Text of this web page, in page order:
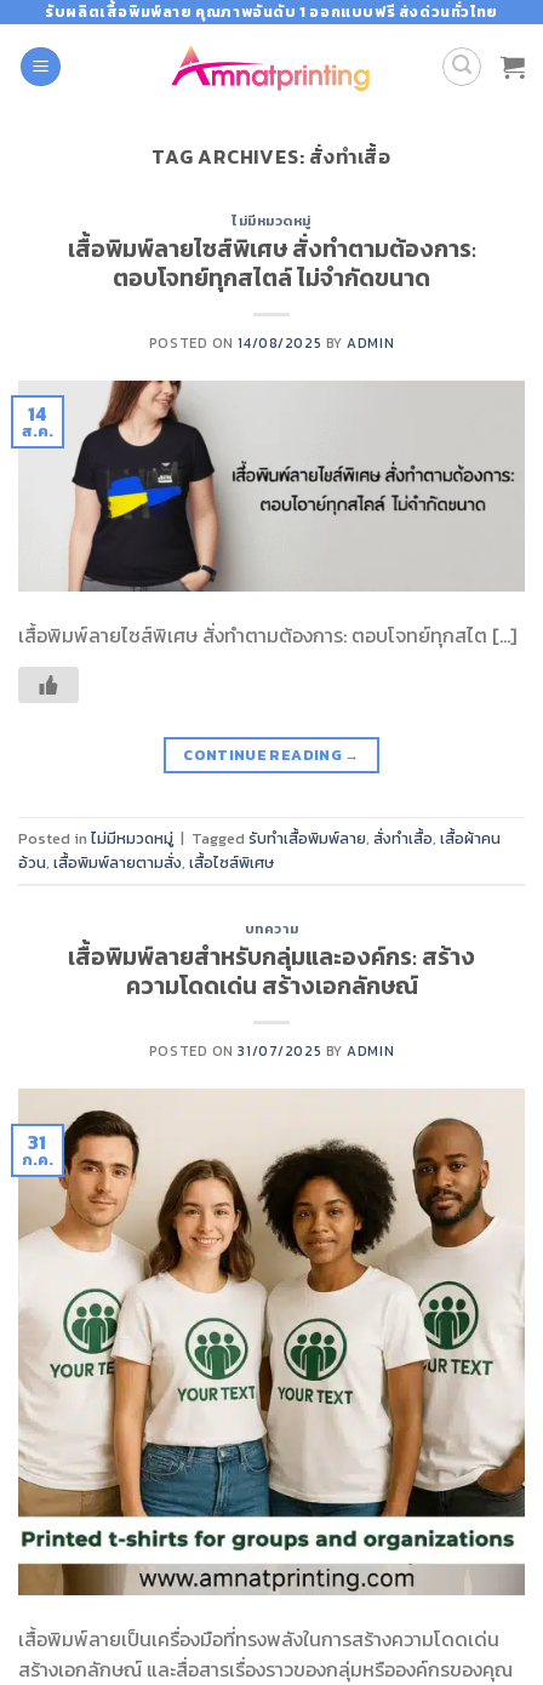
content
รับผลิตเสื้อพิมพ์ลาย คุณภาพอันดับ 1 ออกแบบฟรี ส่งด่วนทั่วไทย
TAG ARCHIVES: สั่งทำเสื้อ
ไม่มีหมวดหมู่
เสื้อพิมพ์ลายไซส์พิเศษ สั่งทำตามต้องการ:
ตอบโจทย์ทุกสไตล์ ไม่จำกัดขนาด
POSTED ON14/08/2025 BYADMIN
14
ส.ค.
เสื้อพิมพ์ลายไซส์พิเศษ สั่งทำตามต้องการ: ตอบโจทย์ทุกสไต […]
CONTINUE READING →
Posted in ไม่มีหมวดหมู่ | Tagged รับทำเสื้อพิมพ์ลาย, สั่งทำเสื้อ, เสื้อผ้าคน
อ้วน, เสื้อพิมพ์ลายตามสั่ง, เสื้อไซส์พิเศษ
บทความ
เสื้อพิมพ์ลายสำหรับกลุ่มและองค์กร: สร้าง
ความโดดเด่น สร้างเอกลักษณ์
POSTED ON31/07/2025 BYADMIN
31
ก.ค.
เสื้อพิมพ์ลายเป็นเครื่องมือที่ทรงพลังในการสร้างความโดดเด่น
สร้างเอกลักษณ์ และสื่อสารเรื่องราวของกลุ่มหรือองค์กรของคุณ